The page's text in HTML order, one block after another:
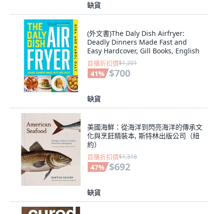
缺貨
(外文書)The Daly Dish Airfryer:
Deadly Dinners Made Fast and
Easy Hardcover, Gill Books, English
首購折扣價$1,201
41% $700
缺貨
美國海鮮：從海洋到閃亮海洋的傳承文
化與烹飪精裝本, 斯特林出版公司（紐
約）
首購折扣價$1,316
47% $692
缺貨